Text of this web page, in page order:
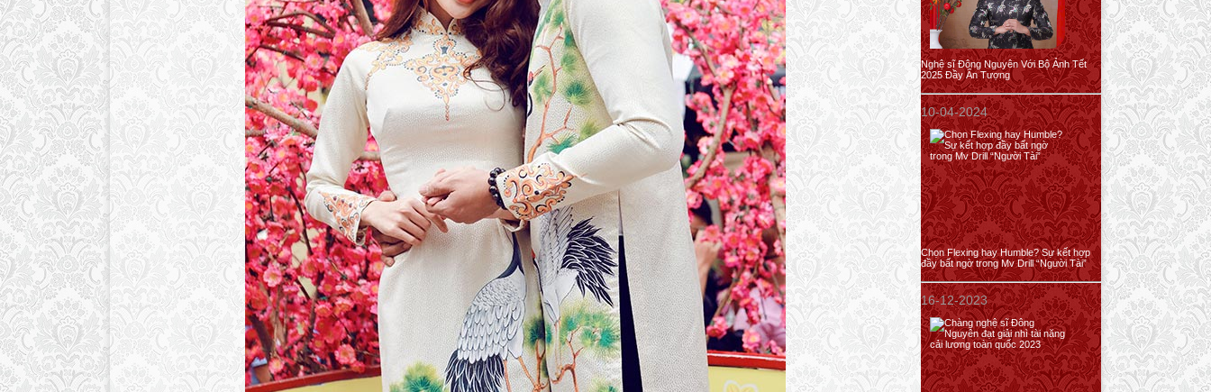
Nghệ sĩ Đông Nguyên Với Bộ Ảnh Tết
2025 Đầy Ấn Tượng
10-04-2024
Chọn Flexing hay Humble? Sự kết hợp
đầy bất ngờ trong Mv Drill “Người Tài”
16-12-2023